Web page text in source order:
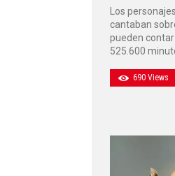
Los
cantaban
pueden
525.600
690 Views